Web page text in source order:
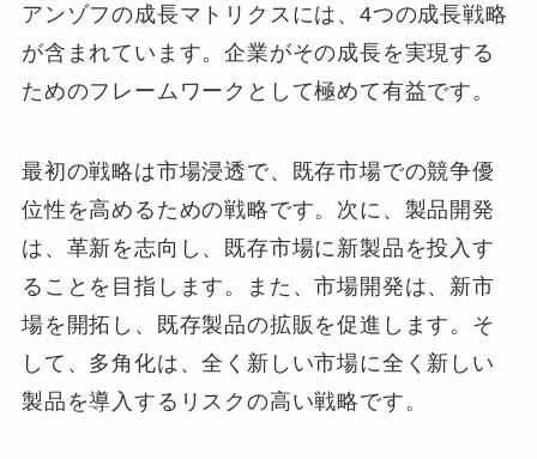
アンゾフの成長マトリクスには、4つの成長戦略
が含まれています。企業がその成長を実現する
ためのフレームワークとして極めて有益です。
最初の戦略は市場浸透で、既存市場での競争優
位性を高めるための戦略です。次に、製品開発
は、革新を志向し、既存市場に新製品を投入す
ることを目指します。また、市場開発は、新市
場を開拓し、既存製品の拡販を促進します。そ
して、多角化は、全く新しい市場に全く新しい
製品を導入するリスクの高い戦略です。